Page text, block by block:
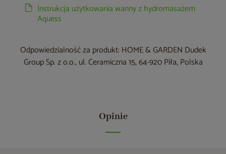
Instrukcja użytkowania wanny z hydromasażem
Aquess
Odpowiedzialność za produkt: HOME & GARDEN Dudek
Group Sp. z o.o., ul. Ceramiczna 15, 64-920 Piła, Polska
Opinie